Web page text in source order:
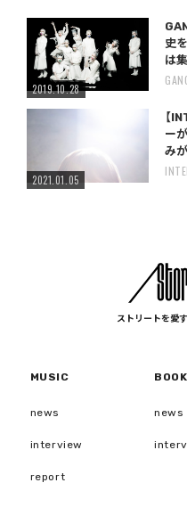
2019.10.28
史
は
2021.01.05
【
ー
み
ストリートを愛
MUSIC
news
interview
report
BOOK
news